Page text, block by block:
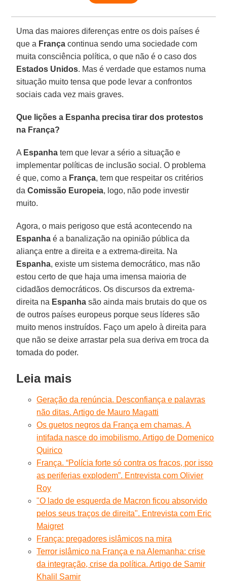
Uma das maiores diferenças entre os dois países é
que a França continua sendo uma sociedade com
muita consciência política, o que não é o caso dos
Estados Unidos. Mas é verdade que estamos numa
situação muito tensa que pode levar a confrontos
sociais cada vez mais graves.
Que lições a Espanha precisa tirar dos protestos
na França?
A Espanha tem que levar a sério a situação e
implementar políticas de inclusão social. O problema
é que, como a França, tem que respeitar os critérios
daComissão Europeia, logo, não pode investir
muito.
Agora, o mais perigoso que está acontecendo na
Espanha é a banalização na opinião pública da
aliança entre a direita e a extrema-direita. Na
Espanha, existe um sistema democrático, mas não
estou certo de que haja uma imensa maioria de
cidadãos democráticos. Os discursos da extrema-
direita na Espanha são ainda mais brutais do que os
de outros países europeus porque seus líderes são
muito menos instruídos. Faço um apelo à direita para
que não se deixe arrastar pela sua deriva em troca da
tomada do poder.
Leia mais
Geração da renúncia. Desconfiança e palavras
não ditas. Artigo de Mauro Magatti
Os guetos negros da França em chamas. A
intifada nasce do imobilismo. Artigo de Domenico
Quirico
França. “Polícia forte só contra os fracos, por isso
as periferias explodem”. Entrevista com Olivier
Roy
"O lado de esquerda de Macron ficou absorvido
pelos seus traços de direita". Entrevista com Eric
Maigret
França: pregadores islâmicos na mira
Terror islâmico na França e na Alemanha: crise
da integração, crise da política. Artigo de Samir
Khalil Samir